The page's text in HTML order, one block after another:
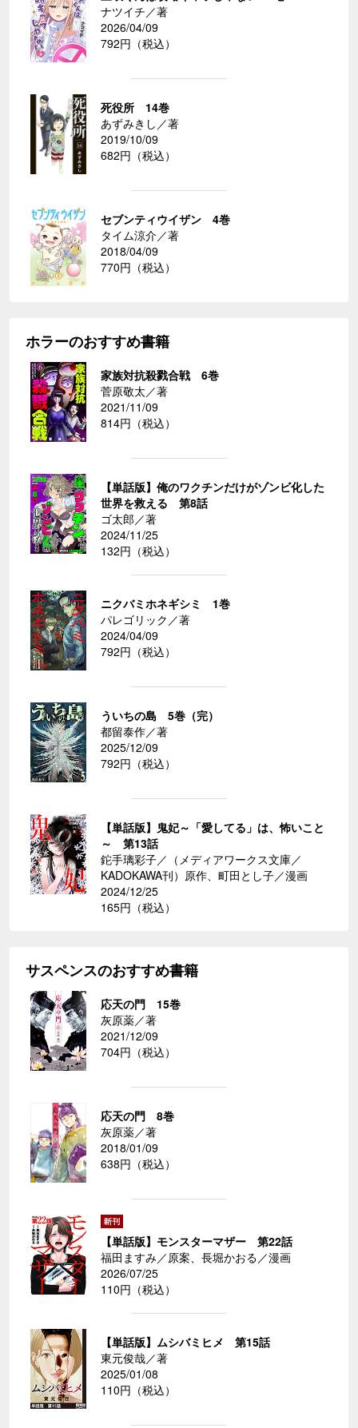
ナツイチ／著
2026/04/09
792円（税込）
死役所 14巻
あずみきし／著
2019/10/09
682円（税込）
セブンティウイザン 4巻
タイム涼介／著
2018/04/09
770円（税込）
ホラーのおすすめ書籍
家族対抗殺戮合戦 6巻
菅原敬太／著
2021/11/09
814円（税込）
【単話版】俺のワクチンだけがゾンビ化した
世界を救える 第8話
ゴ太郎／著
2024/11/25
132円（税込）
ニクバミホネギシミ 1巻
パレゴリック／著
2024/04/09
792円（税込）
ういちの島 5巻（完）
都留泰作／著
2025/12/09
792円（税込）
【単話版】鬼妃～「愛してる」は、怖いこと
～ 第13話
鉈手璃彩子／（メディアワークス文庫／
KADOKAWA刊）原作、町田とし子／漫画
2024/12/25
165円（税込）
サスペンスのおすすめ書籍
応天の門 15巻
灰原薬／著
2021/12/09
704円（税込）
応天の門 8巻
灰原薬／著
2018/01/09
638円（税込）
【単話版】モンスターマザー 第22話
福田ますみ／原案、長堀かおる／漫画
2026/07/25
110円（税込）
【単話版】ムシバミヒメ 第15話
東元俊哉／著
2025/01/08
110円（税込）